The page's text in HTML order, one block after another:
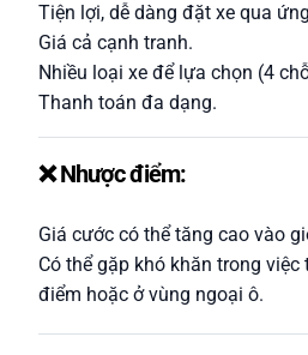
Tiện lợi, dễ dàng đặt xe qua
Giá cả cạnh tranh.
Nhiều loại xe để lựa chọn (4
Thanh toán đa dạng.
❌ Nhược điểm:
Giá cước có thể tăng cao vào
Có thể gặp khó khăn trong
điểm hoặc ở vùng ngoại ô.